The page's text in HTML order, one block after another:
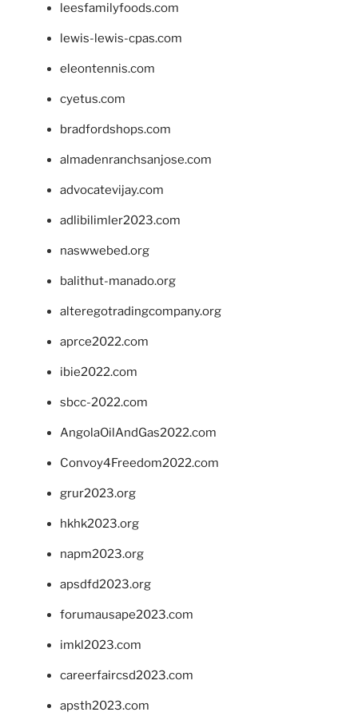
leesfamilyfoods.com
lewis-lewis-cpas.com
eleontennis.com
cyetus.com
bradfordshops.com
almadenranchsanjose.com
advocatevijay.com
adlibilimler2023.com
naswwebed.org
balithut-manado.org
alteregotradingcompany.org
aprce2022.com
ibie2022.com
sbcc-2022.com
AngolaOilAndGas2022.com
Convoy4Freedom2022.com
grur2023.org
hkhk2023.org
napm2023.org
apsdfd2023.org
forumausape2023.com
imkl2023.com
careerfaircsd2023.com
apsth2023.com